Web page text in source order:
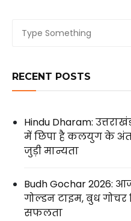
RECENT POSTS
Hindu Dharam:
में छिपा है कलयुग के अंत
जुड़ी मान्यता
Budh Gochar 2026:
गोल्डन टाइम, बुध
सफलता